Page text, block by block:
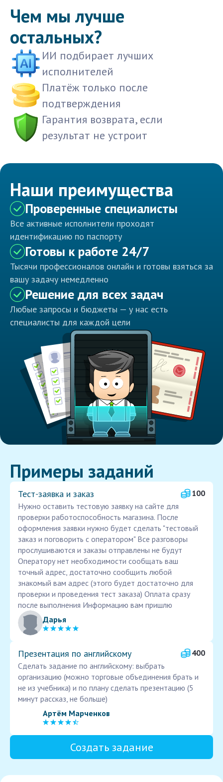
Чем мы лучше
остальных?
ИИ подбирает лучших
исполнителей
Платёж только после
подтверждения
Гарантия возврата, если
результат не устроит
Наши преимущества
Проверенные специалисты
Все активные исполнители проходят
идентификацию по паспорту
Готовы к работе 24/7
Тысячи профессионалов онлайн и готовы взяться за
вашу задачу немедленно
Решение для всех задач
Любые запросы и бюджеты — у нас есть
специалисты для каждой цели
Примеры заданий
Тест‑заявка и заказ
100
Нужно оставить тестовую заявку на сайте для
проверки работоспособность магазина. После
оформления заявки нужно будет сделать "тестовый
заказ и поговорить с оператором" Все разговоры
прослушиваются и заказы отправлены не будут
Оператору нет необходимости сообщать ваш
точный адрес, достаточно сообщить любой
знакомый вам адрес (этого будет достаточно для
проверки и проведения тест заказа) Оплата сразу
после выполнения Информацию вам пришлю
Дарья
Презентация по английскому
400
Сделать задание по английскому: выбрать
организацию (можно торговые объединения брать и
не из учебника) и по плану сделать презентацию (5
минут рассказ, не больше)
Артём Марченков
Создать задание